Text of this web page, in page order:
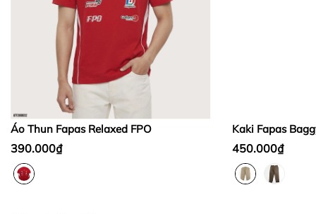
Bước 3
Áo Thun Fapas Relaxed FPO
390.000₫
Kaki Fapas
450.000₫